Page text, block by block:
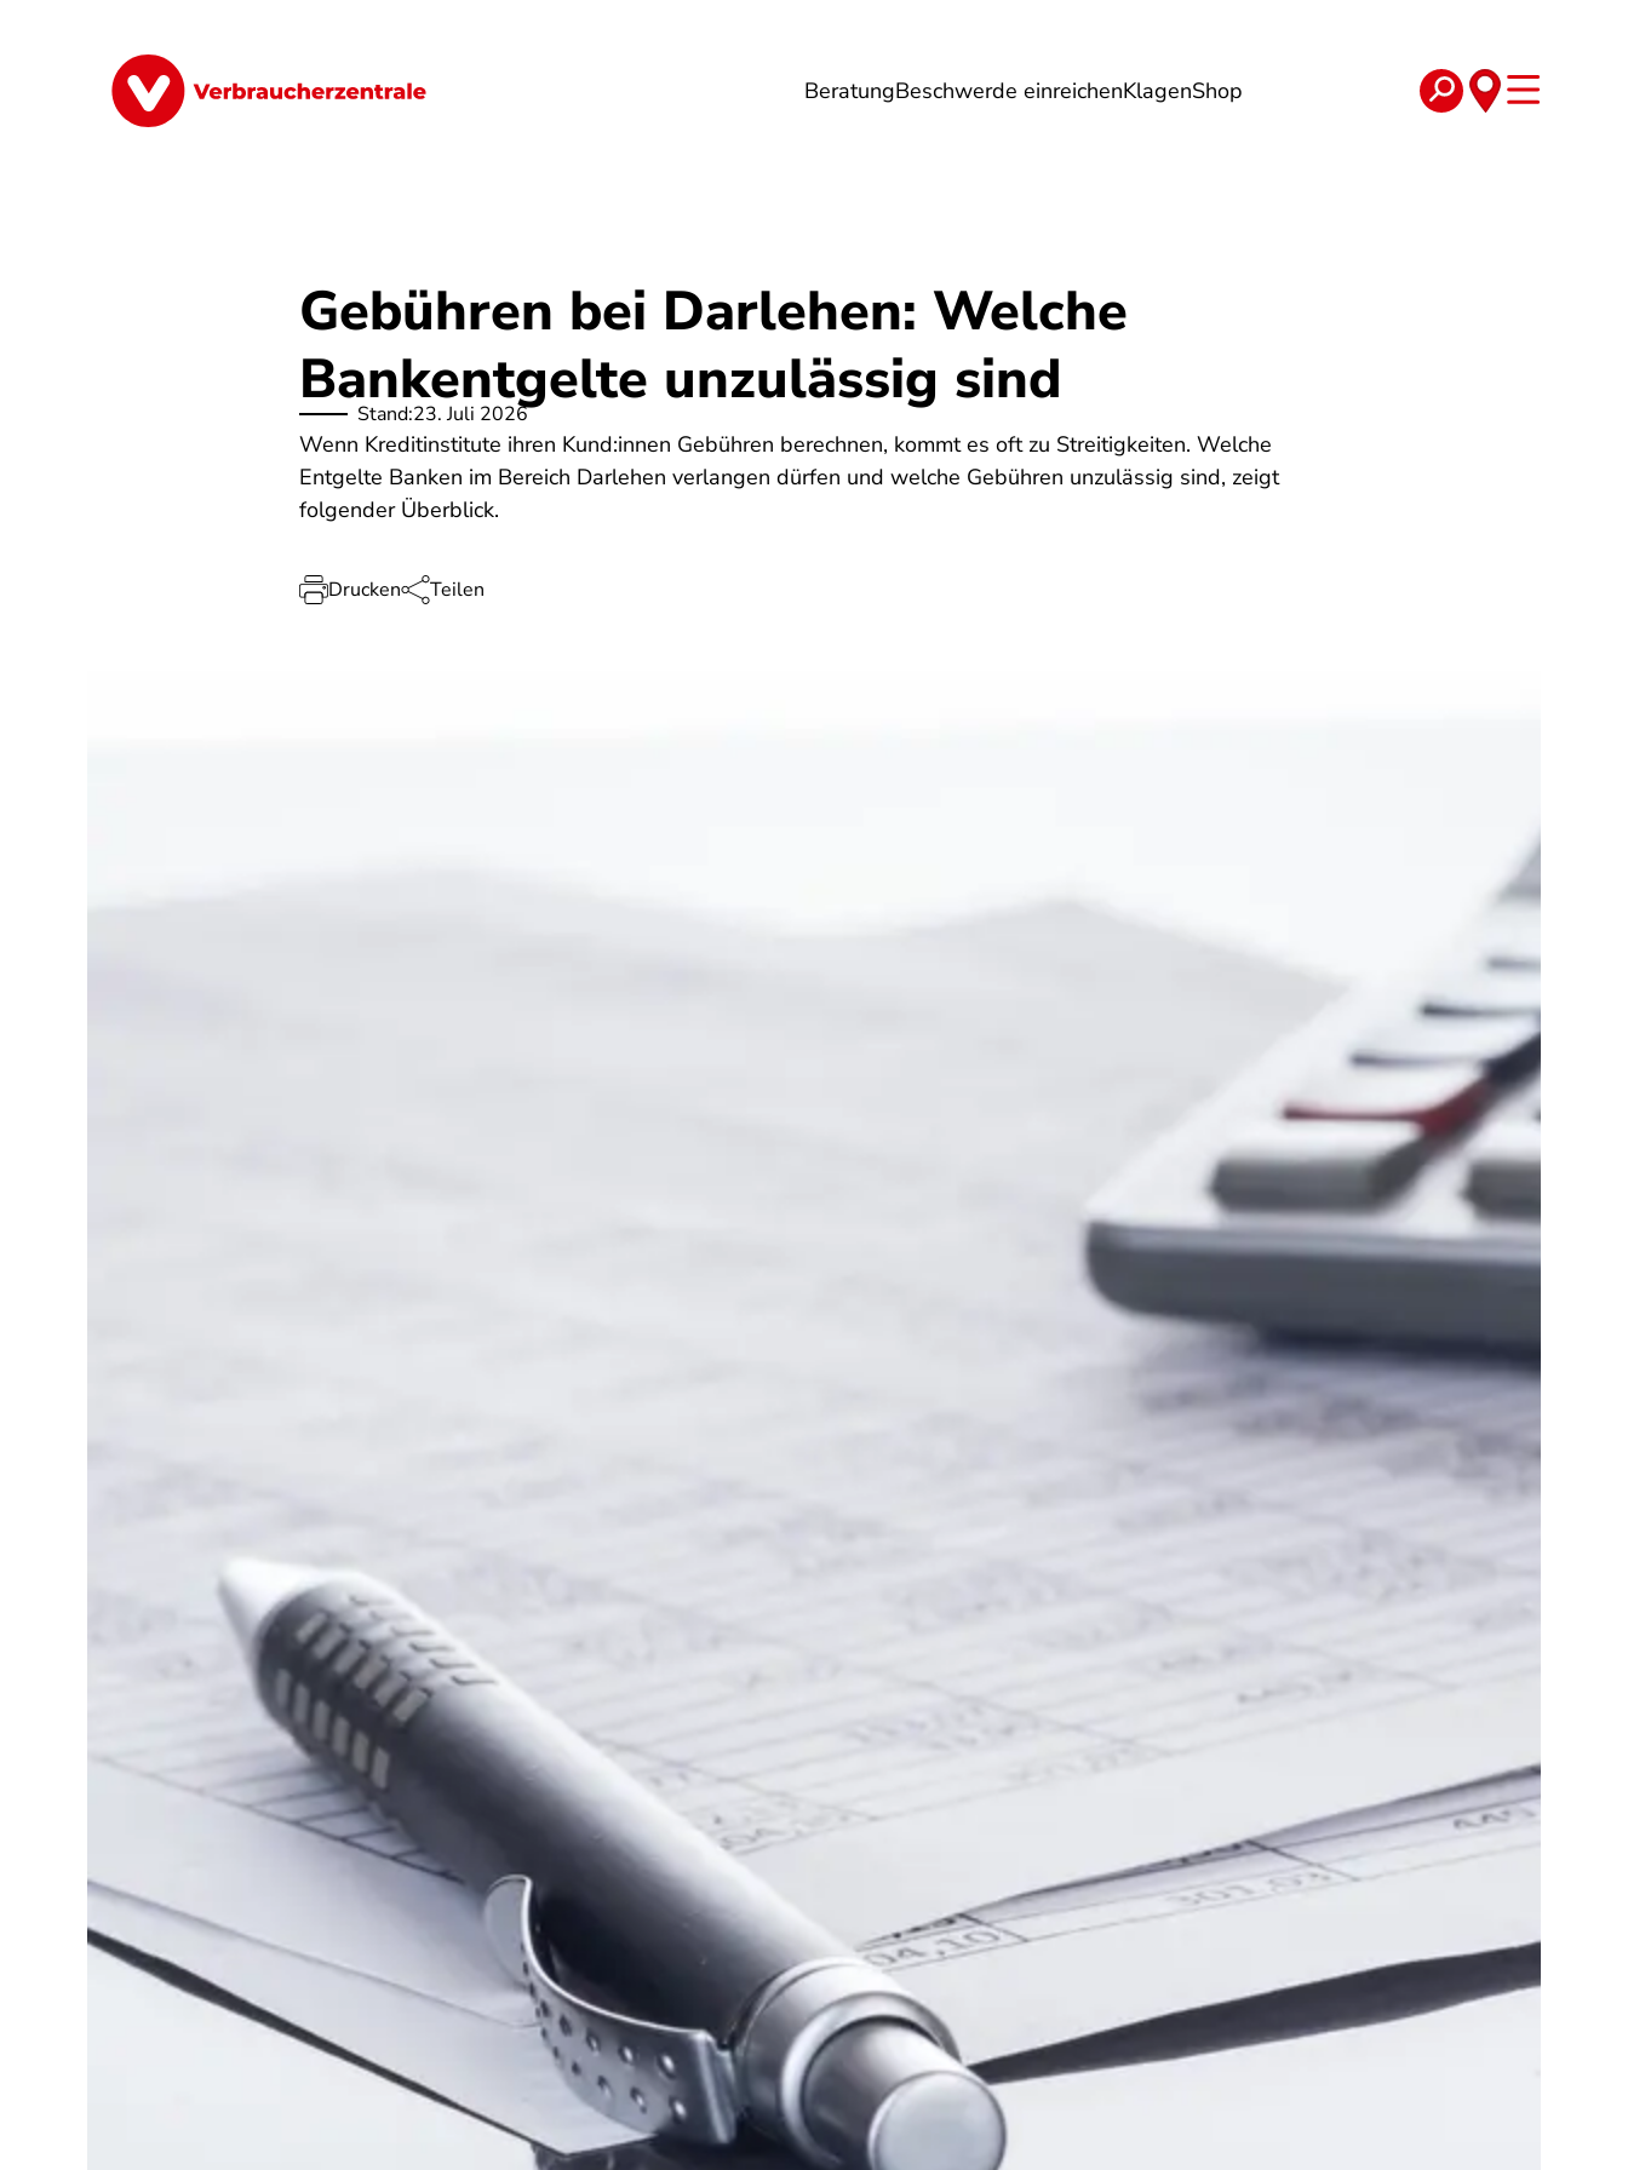
BeratungBeschwerde einreichenKlagenShop
Finanzen Digitales Lebensmittel Gesundheit Energie Reise Verträge
Gebühren bei Darlehen: Welche
Bankentgelte unzulässig sind
Stand:23. Juli 2026
Wenn Kreditinstitute ihren Kund:innen Gebühren berechnen, kommt es oft zu Streitigkeiten. Welche
Entgelte Banken im Bereich Darlehen verlangen dürfen und welche Gebühren unzulässig sind, zeigt
folgender Überblick.
Drucken Teilen